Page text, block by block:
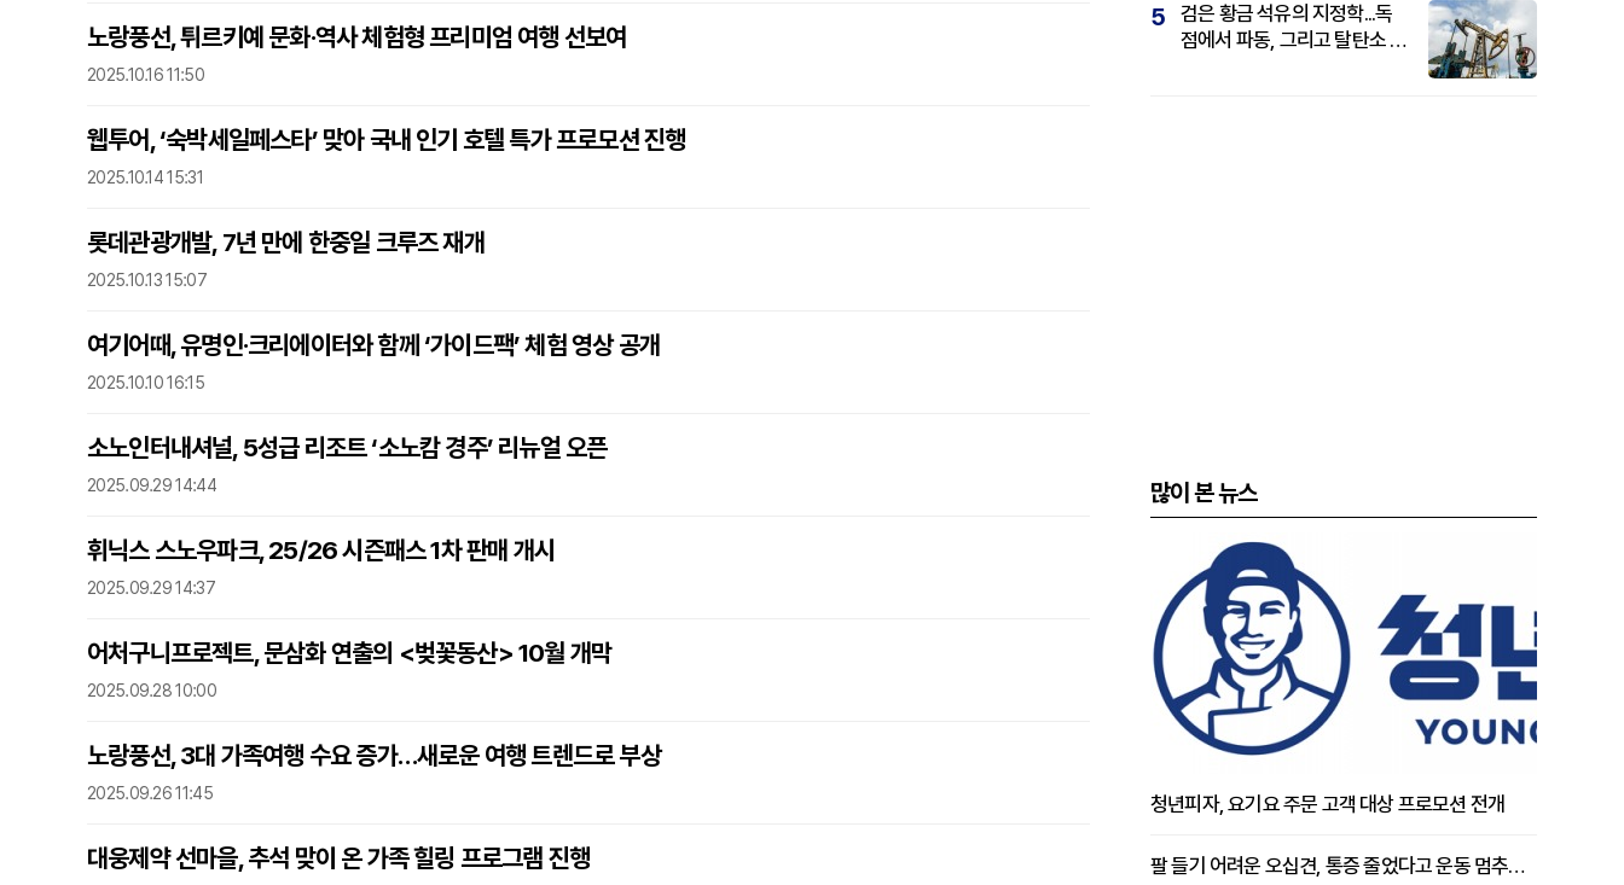
노랑풍선, 튀르키예 문화·역사 체험형 프리미엄 여행 선보여
2025.10.16 11:50
웹투어, ‘숙박세일페스타’ 맞아 국내 인기 호텔 특가 프로모션 진행
2025.10.14 15:31
롯데관광개발, 7년 만에 한중일 크루즈 재개
2025.10.13 15:07
여기어때, 유명인·크리에이터와 함께 ‘가이드팩’ 체험 영상 공개
2025.10.10 16:15
소노인터내셔널, 5성급 리조트 ‘소노캄 경주’ 리뉴얼 오픈
2025.09.29 14:44
휘닉스 스노우파크, 25/26 시즌패스 1차 판매 개시
2025.09.29 14:37
어처구니프로젝트, 문삼화 연출의 <벚꽃동산> 10월 개막
2025.09.28 10:00
노랑풍선, 3대 가족여행 수요 증가…새로운 여행 트렌드로 부상
2025.09.26 11:45
대웅제약 선마을, 추석 맞이 온 가족 힐링 프로그램 진행
5
검은 황금 석유의 지정학...독
점에서 파동, 그리고 탈탄소 패
많이 본 뉴스
청년피자, 요기요 주문 고객 대상 프로모션 전개
팔 들기 어려운 오십견, 통증 줄었다고 운동 멈추면 안 되는 이유 [이병욱 원장 칼럼]